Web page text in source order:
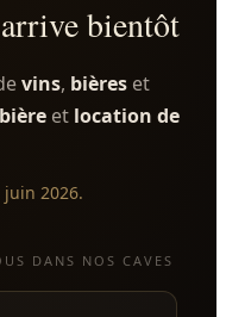
bientôt
vins, bièreset
et location de
2026.
DANS NOS CAVES